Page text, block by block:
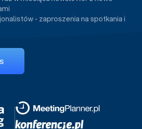
- zaproszenia na spotkania i